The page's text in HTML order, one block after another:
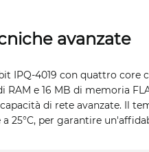
avanzate
IPQ-4019 con quattro core
e 16 MB di memoria
di rete avanzate. Il
25°C, per garantire